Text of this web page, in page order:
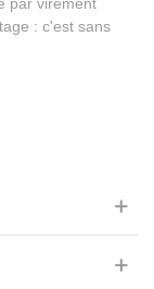
: c'est sans